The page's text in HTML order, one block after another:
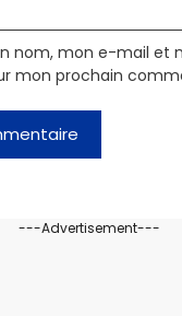
nom, mon e-mail et
mon prochain
---Advertisement---